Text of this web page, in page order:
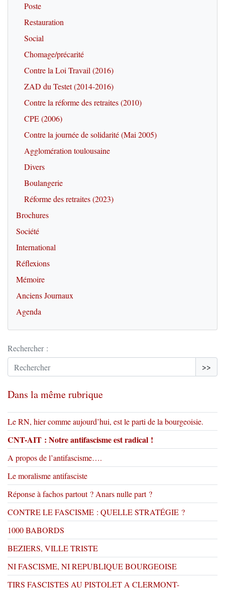
Poste
Restauration
Social
Chomage/précarité
Contre la Loi Travail (2016)
ZAD du Testet (2014-2016)
Contre la réforme des retraites (2010)
CPE (2006)
Contre la journée de solidarité (Mai 2005)
Agglomération toulousaine
Divers
Boulangerie
Réforme des retraites (2023)
Brochures
Société
International
Réflexions
Mémoire
Anciens Journaux
Agenda
Rechercher :
>>
Dans la même rubrique
Le RN, hier comme aujourd’hui, est le parti de la bourgeoisie.
CNT-AIT : Notre antifascisme est radical !
A propos de l’antifascisme….
Le moralisme antifasciste
Réponse à fachos partout ? Anars nulle part ?
CONTRE LE FASCISME : QUELLE STRATÉGIE ?
1000 BABORDS
BEZIERS, VILLE TRISTE
NI FASCISME, NI REPUBLIQUE BOURGEOISE
TIRS FASCISTES AU PISTOLET A CLERMONT-